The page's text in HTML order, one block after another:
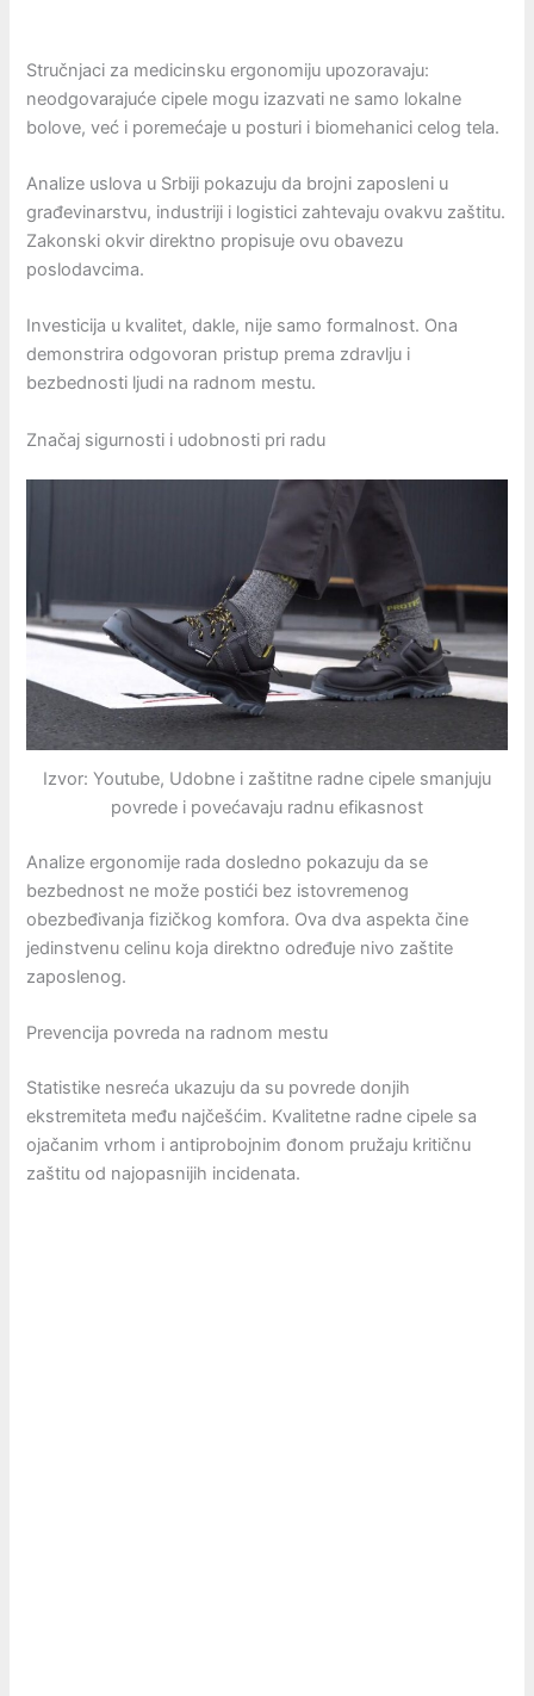
Stručnjaci za medicinsku ergonomiju upozoravaju:
neodgovarajuće cipele mogu izazvati ne samo lokalne
bolove, već i poremećaje u posturi i biomehanici celog tela.
Analize uslova u Srbiji pokazuju da brojni zaposleni u
građevinarstvu, industriji i logistici zahtevaju ovakvu zaštitu.
Zakonski okvir direktno propisuje ovu obavezu
poslodavcima.
Investicija u kvalitet, dakle, nije samo formalnost. Ona
demonstrira odgovoran pristup prema zdravlju i
bezbednosti ljudi na radnom mestu.
Značaj sigurnosti i udobnosti pri radu
Izvor: Youtube, Udobne i zaštitne radne cipele smanjuju
povrede i povećavaju radnu efikasnost
Analize ergonomije rada dosledno pokazuju da se
bezbednost ne može postići bez istovremenog
obezbeđivanja fizičkog komfora. Ova dva aspekta čine
jedinstvenu celinu koja direktno određuje nivo zaštite
zaposlenog.
Prevencija povreda na radnom mestu
Statistike nesreća ukazuju da su povrede donjih
ekstremiteta među najčešćim. Kvalitetne radne cipele sa
ojačanim vrhom i antiprobojnim đonom pružaju kritičnu
zaštitu od najopasnijih incidenata.